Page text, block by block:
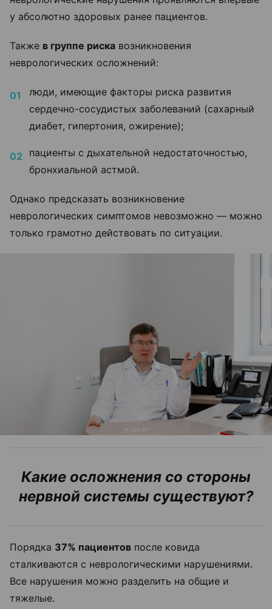
у абсолютно здоровых ранее пациентов.
Также в группе риска возникновения
неврологических осложнений:
люди, имеющие факторы риска развития
сердечно-сосудистых заболеваний (сахарный
диабет, гипертония, ожирение);
пациенты с дыхательной недостаточностью,
бронхиальной астмой.
Однако предсказать возникновение
неврологических симптомов невозможно — можно
только грамотно действовать по ситуации.
Какие осложнения со стороны
нервной системы существуют?
Порядка 37% пациентов после ковида
сталкиваются с неврологическими нарушениями.
Все нарушения можно разделить на общие и
тяжелые.